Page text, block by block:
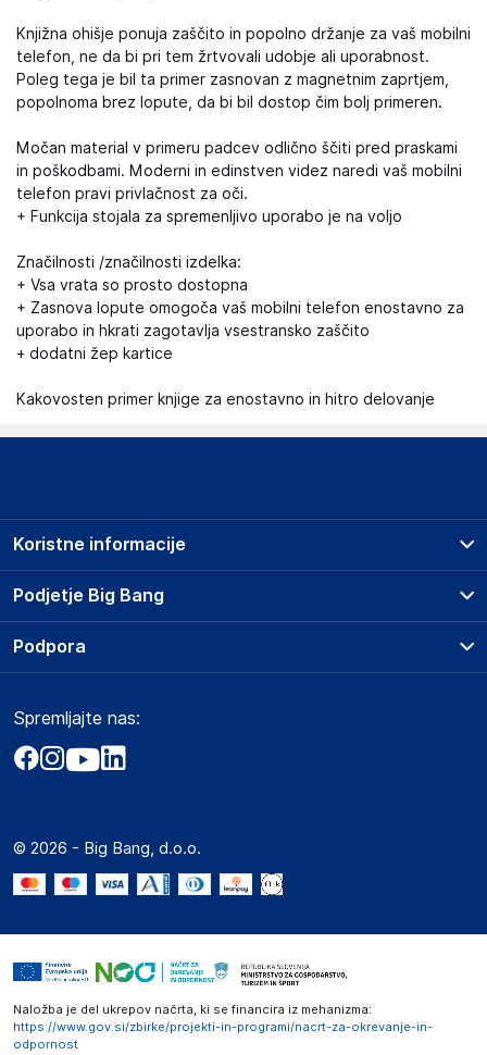
Knjižna ohišje ponuja zaščito in popolno držanje za vaš mobilni
telefon, ne da bi pri tem žrtvovali udobje ali uporabnost.
Poleg tega je bil ta primer zasnovan z magnetnim zaprtjem,
popolnoma brez lopute, da bi bil dostop čim bolj primeren.
Močan material v primeru padcev odlično ščiti pred praskami
in poškodbami. Moderni in edinstven videz naredi vaš mobilni
telefon pravi privlačnost za oči.
+ Funkcija stojala za spremenljivo uporabo je na voljo
Značilnosti /značilnosti izdelka:
+ Vsa vrata so prosto dostopna
+ Zasnova lopute omogoča vaš mobilni telefon enostavno za
uporabo in hkrati zagotavlja vsestransko zaščito
+ dodatni žep kartice
Kakovosten primer knjige za enostavno in hitro delovanje
Podjetje Big Bang
O podjetju
Obvestila za javnost
Akt o digitalnih storitvah
Marketplace za partnerje
Novosti
Koristne informacije
Prodajna mesta
Storitve
Dostava, vnos in odvoz
Zavarovanje izdelkov
Podpora
Marketplace
Kako oddati naročilo?
Spremljajte nas:
© 2026 - Big Bang, d.o.o.
Naložba je del ukrepov načrta, ki se financira iz mehanizma:
https://www.gov.si/zbirke/projekti-in-programi/nacrt-za-okrevanje-in-
odpornost